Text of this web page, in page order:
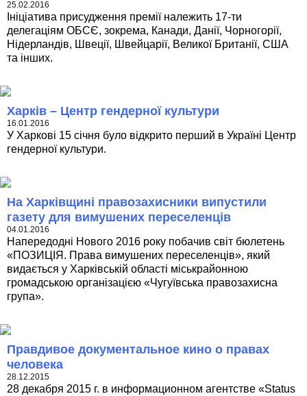
25.02.2016
Ініціатива присудження премії належить 17-ти
делегаціям ОБСЄ, зокрема, Канади, Данії, Чорногорії,
Нідерландів, Швеції, Швейцарії, Великої Британії, США
та інших.
Харків – Центр гендерної культури
16.01.2016
У Харкові 15 січня було відкрито перший в Україні Центр
гендерної культури.
На Харківщині правозахисники випустили
газету для вимушених переселенців
04.01.2016
Напередодні Нового 2016 року побачив світ бюлетень
«ПОЗИЦІЯ. Права вимушених переселенців», який
видається у Харківській області міськрайонною
громадською організацією «Чугуївська правозахисна
група».
Правдивое документальное кино о правах
человека
28.12.2015
28 декабря 2015 г. в информационном агентстве «Status